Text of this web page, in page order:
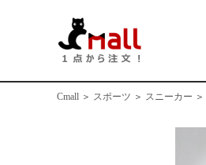
Cmall ＞ スポーツ ＞ スニーカー ＞